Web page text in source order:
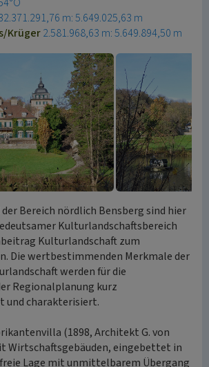
m: 5.649.025,63 m
Krüger2.581.968,63 m: 5.649.894,50 m
der Bereich nördlich Bensberg sind hier
Kulturlandschaftsbereich
Kulturlandschaft zum
Die wertbestimmenden Merkmale der
werden für die
Regionalplanung kurz
und charakterisiert.
(1898, Architekt G. von
Wirtschaftsgebäuden, eingebettet in
Lage mit unmittelbarem Übergang